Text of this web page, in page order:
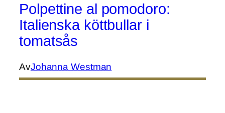
Polpettine al pomodoro:
Italienska köttbullar i
tomatsås
AvJohanna Westman